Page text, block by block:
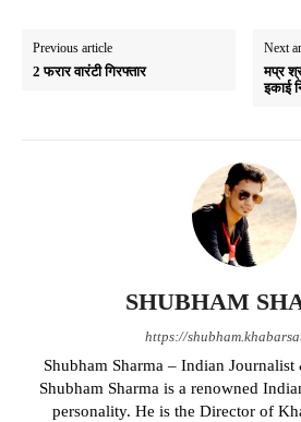
Previous article
2 फरार वारंटी गिरफ्तार
Next
मप्र
इकाई
SHUBHAM
https://
Shubham Sharma – Indian
Shubham Sharma is a renowned
personality. He is the Director of